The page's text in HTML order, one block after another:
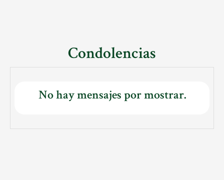
Condolencias
No hay mensajes por mostrar.